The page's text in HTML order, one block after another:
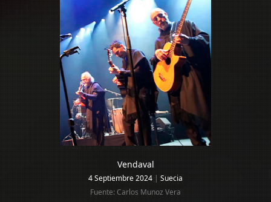
Vendaval
4 Septiembre 2024 | Suecia
Fuente: Carlos Munoz Vera